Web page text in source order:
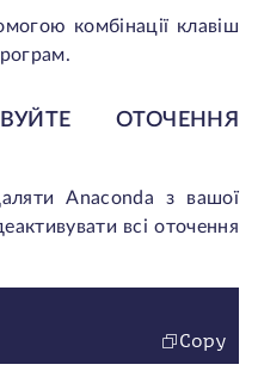
комбінації клавіш
ОТОЧЕННЯ
Anaconda з вашої
всі оточення
Copy